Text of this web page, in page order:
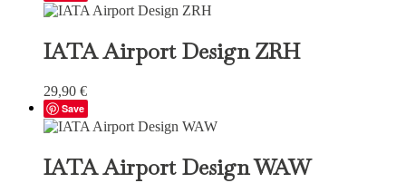
IATA Airport Design ZRH
29,90 €
Save
IATA Airport Design WAW